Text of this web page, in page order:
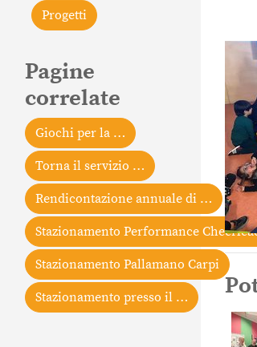
Progetti
Pagine
correlate
Giochi per la …
Torna il servizio …
Rendicontazione annuale di …
Stazionamento Performance
Stazionamento Pallamano Carpi
Stazionamento presso il …